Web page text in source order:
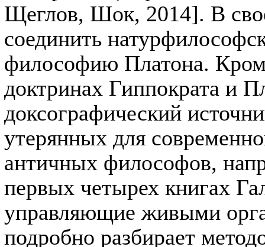
Щеглов, Шок, 2014]. В
соединить
философию Платона.
доктринах Гиппократа и
доксографический
утерянных для
античных философов,
первых четырех книгах
управляющие живыми
подробно разбирает